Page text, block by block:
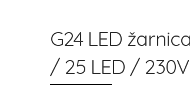
G24 LED
/ 25 LED / 230V